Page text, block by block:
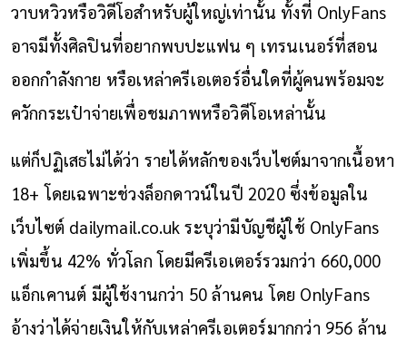
วาบหวิวหรือวิดีโอสำหรับผู้ใหญ่เท่านั้น ทั้งที่ OnlyFans
อาจมีทั้งศิลปินที่อยากพบปะแฟน ๆ เทรนเนอร์ที่สอน
ออกกำลังกาย หรือเหล่าครีเอเตอร์อื่นใดที่ผู้คนพร้อมจะ
ควักกระเป๋าจ่ายเพื่อชมภาพหรือวิดีโอเหล่านั้น
แต่ก็ปฏิเสธไม่ได้ว่า รายได้หลักของเว็บไซต์มาจากเนื้อหา
18+ โดยเฉพาะช่วงล็อกดาวน์ในปี 2020 ซึ่งข้อมูลใน
เว็บไซต์ dailymail.co.uk ระบุว่ามีบัญชีผู้ใช้ OnlyFans
เพิ่มขึ้น 42% ทั่วโลก โดยมีครีเอเตอร์รวมกว่า 660,000
แอ็กเคานต์ มีผู้ใช้งานกว่า 50 ล้านคน โดย OnlyFans
อ้างว่าได้จ่ายเงินให้กับเหล่าครีเอเตอร์มากกว่า 956 ล้าน